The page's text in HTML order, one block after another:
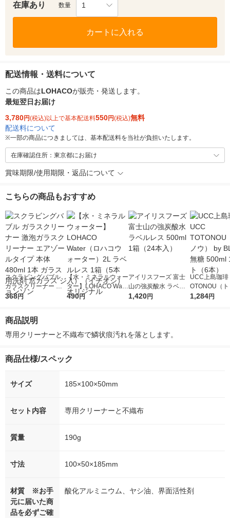
在庫あり 数量 1
カートに入れる
配送情報・送料について
この商品はLOHACOが販売・発送します。
最短翌日お届け
3,780円(税込)以上で基本配送料550円(税込)無料
配送料について
※一部の商品につきましては、基本配送料を当社が負担いたします。
在庫確認住所：東京都にお届け
賞味期限/使用期限・返品について
こちらの商品もおすすめ
スクラビングバブル
ガラスクリーナー 激
泡ガラスクリーナー
用洗剤 窓ガラス ジョ
ンソン
368円
【水・ミネラルウォー
ター】LOHACO Wate
r（ロハコウォータ
490円
アイリスフーズ 富士
山の強炭酸水 ラベル
レス 500ml 1箱（24
1,420円
UCC上島珈琲
OTONOU（
ウ） by
1,284円
商品説明
専用クリーナーと不織布で鱗状痕汚れを落とします。
商品仕様/スペック
サイズ 185×100×50mm
セット内容 専用クリーナーと不織布
質量 190g
寸法 100×50×185mm
材質 ※お手
元に届いた商
品を必ずご確
酸化アルミニウム、ヤシ油、界面活性剤